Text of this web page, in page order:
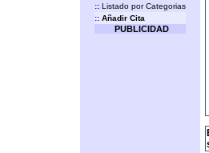
:: Listado por Categorias
:: Añadir Cita
PUBLICIDAD